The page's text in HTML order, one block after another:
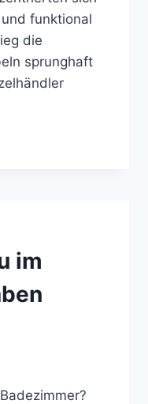
funktional
die
sprunghaft
im